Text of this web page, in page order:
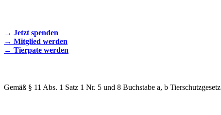
→ Jetzt spenden
→ Mitglied werden
→ Tierpate werden
Gemäß § 11 Abs. 1 Satz 1 Nr. 5 und 8 Buchstabe a, b Tierschutzgesetz